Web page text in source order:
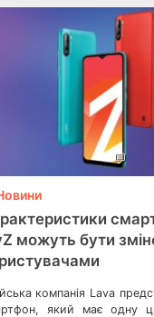
доступ до
💬
можуть бути
компанія Lava
який має одну